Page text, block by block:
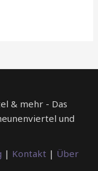
& mehr - Das
und
| Kontakt | Über